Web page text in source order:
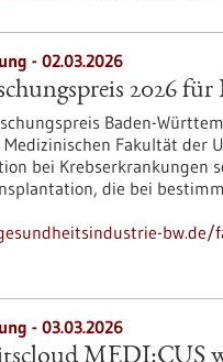
- 02.03.2026
2026
Baden-
Medizinischen Fakultät der
bei Krebserkrankungen
die bei
- 03.03.2026